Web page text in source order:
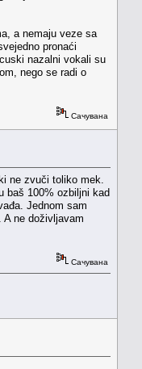
a nemaju veze sa
pronaći
nazalni vokali su
nego se radi o
Сачувана
ne zvuči toliko mek.
baš 100% ozbiljni kad
Jednom sam
ne doživljavam
Сачувана